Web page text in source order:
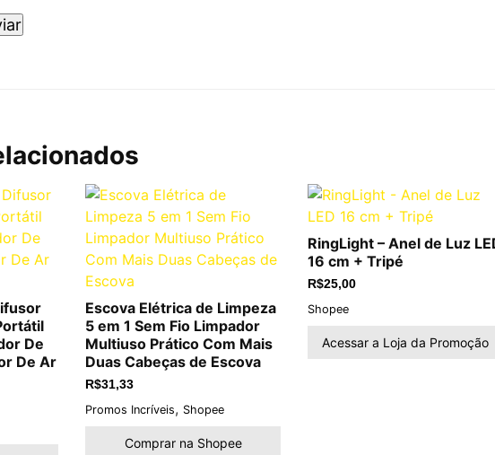
De
De Ar
Escova Elétrica de Limpeza
5 em 1 Sem Fio Limpador
Multiuso Prático Com Mais
Duas Cabeças de Escova
R$31,33
Promos Incríveis, Shopee
Comprar na Shopee
RingLight – Anel de Luz
16 cm + Tripé
R$25,00
Shopee
Acessar a Loja da Promoção